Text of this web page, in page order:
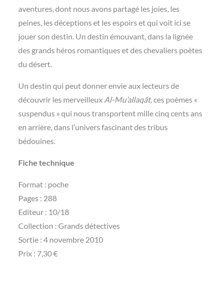
aventures, dont nous avons partagé les joies, les
peines, les déceptions et les espoirs et qui voit ici se
jouer son destin. Un destin émouvant, dans la lignée
des grands héros romantiques et des chevaliers poètes
du désert.
Un destin qui peut donner envie aux lecteurs de
découvrir les merveilleux Al-Mu’allaqât, ces poèmes «
suspendus » qui nous transportent mille cinq cents ans
en arrière, dans l’univers fascinant des tribus
bédouines.
Fiche technique
Format : poche
Pages : 288
Editeur : 10/18
Collection : Grands détectives
Sortie : 4 novembre 2010
Prix : 7,30 €